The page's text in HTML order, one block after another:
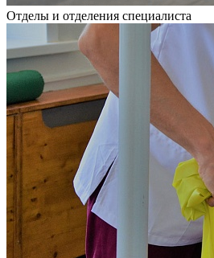
Отделы и отделения специалиста